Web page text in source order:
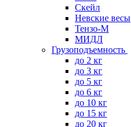
Скейл
Невские весы
Тензо-М
МИДЛ
Грузоподъемность
до 2 кг
до 3 кг
до 5 кг
до 6 кг
до 10 кг
до 15 кг
до 20 кг